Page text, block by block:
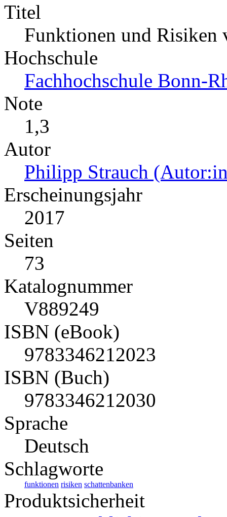
Titel
Funktionen und Risiken
Hochschule
Fachhochschule Bonn-
Note
1,3
Autor
Philipp Strauch
Erscheinungsjahr
2017
Seiten
73
Katalognummer
V889249
ISBN (eBook)
9783346212023
ISBN (Buch)
9783346212030
Sprache
Deutsch
Schlagworte
funktionen risiken schattenbanken
Produktsicherheit